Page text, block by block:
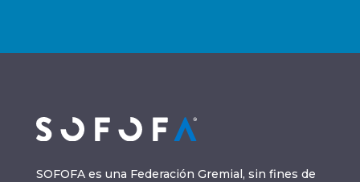
SOFOFA es una Federación Gremial, sin fines de